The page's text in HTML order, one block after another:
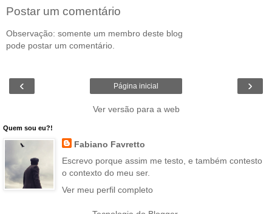
Postar um comentário
Observação: somente um membro deste blog
pode postar um comentário.
‹ ›
Página inicial
Ver versão para a web
Quem sou eu?!
Fabiano Favretto
Escrevo porque assim me testo, e também contesto
o contexto do meu ser.
Ver meu perfil completo